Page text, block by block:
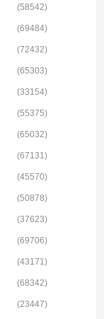
(58542)
(69484)
(72432)
(65303)
(33154)
(55375)
(65032)
(67131)
(45570)
(50878)
(37623)
(69706)
(43171)
(68342)
(23447)